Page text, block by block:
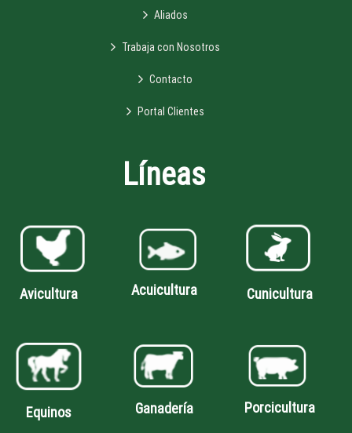
Aliados
Trabaja con Nosotros
Contacto
Portal Clientes
Líneas
Avicultura Acuicultura Cunicultura
Equinos Ganadería Porcicultura